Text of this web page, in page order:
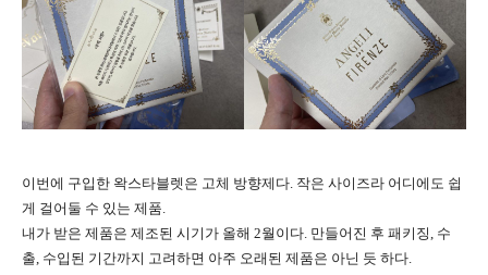
이번에 구입한 왁스타블렛은 고체 방향제다. 작은 사이즈라 어디에도 쉽
게 걸어둘 수 있는 제품.
내가 받은 제품은 제조된 시기가 올해 2월이다. 만들어진 후 패키징, 수
출, 수입된 기간까지 고려하면 아주 오래된 제품은 아닌 듯 하다.